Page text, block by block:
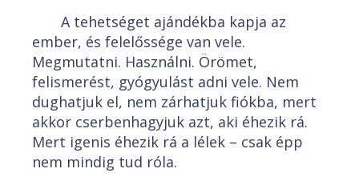
A tehetséget ajándékba kapja az
ember, és felelőssége van vele.
Megmutatni. Használni. Örömet,
felismerést, gyógyulást adni vele. Nem
dughatjuk el, nem zárhatjuk fiókba, mert
akkor cserbenhagyjuk azt, aki éhezik rá.
Mert igenis éhezik rá a lélek – csak épp
nem mindig tud róla.